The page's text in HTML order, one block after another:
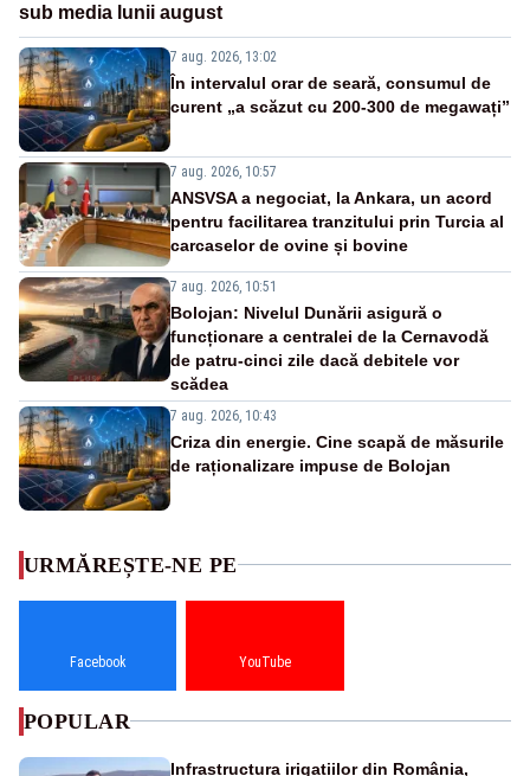
sub media lunii august
7 aug. 2026, 13:02
În intervalul orar de seară, consumul de
curent „a scăzut cu 200-300 de megawați”
7 aug. 2026, 10:57
ANSVSA a negociat, la Ankara, un acord
pentru facilitarea tranzitului prin Turcia al
carcaselor de ovine și bovine
7 aug. 2026, 10:51
Bolojan: Nivelul Dunării asigură o
funcționare a centralei de la Cernavodă
de patru-cinci zile dacă debitele vor
scădea
7 aug. 2026, 10:43
Criza din energie. Cine scapă de măsurile
de raționalizare impuse de Bolojan
URMĂREȘTE-NE PE
Facebook YouTube
POPULAR
Infrastructura irigațiilor din România,